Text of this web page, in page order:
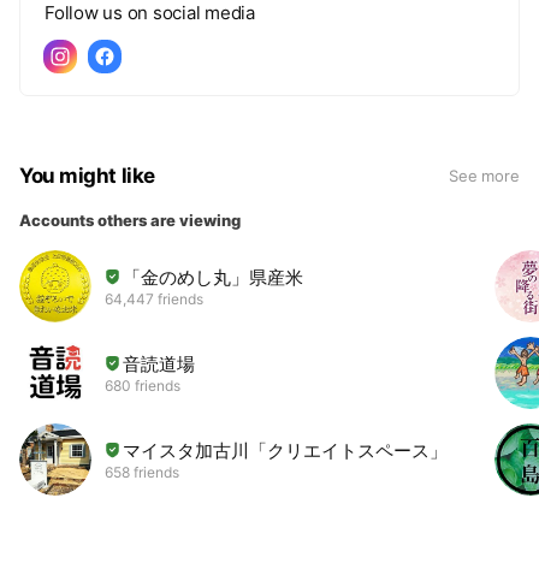
Follow us on social media
You might like See more
Accounts others are viewing
「金のめし丸」県産米
64,447 friends
音読道場
680 friends
マイスタ加古川「クリエイトスペース」
658 friends